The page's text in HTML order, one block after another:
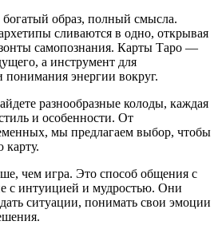
образ, полный смысла.
сливаются в одно, открывая
самопознания. Карты Таро —
а инструмент для
понимания энергии вокруг.
разнообразные колоды, каждая
и особенности. От
мы предлагаем выбор, чтобы
чем игра. Это способ общения с
с интуицией и мудростью. Они
ситуации, понимать свои эмоции